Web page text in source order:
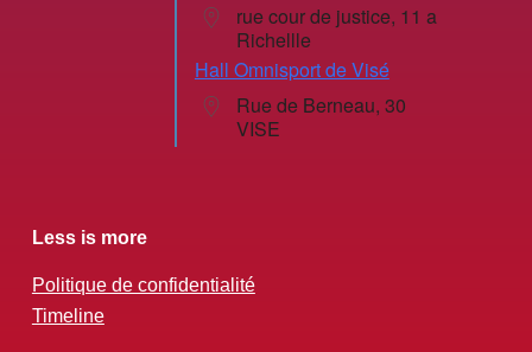
rue cour de justice, 11 a
Richellle
Hall Omnisport de Visé
Rue de Berneau, 30
VISE
Less is more
Politique de confidentialité
Timeline